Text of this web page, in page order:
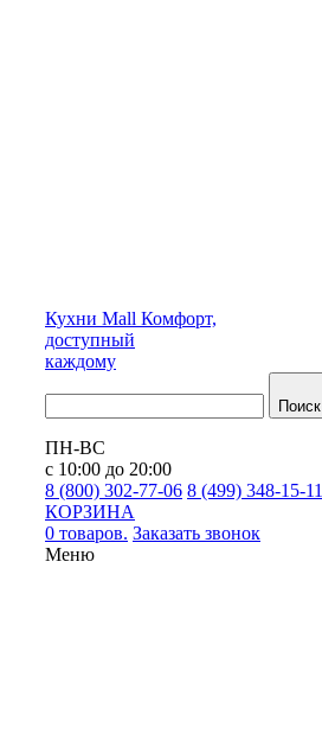
Кухни Mall Комфорт,
доступный
каждому
Поиск
ПН-ВС
с 10:00 до 20:00
8 (800) 302-77-06 8 (499) 348-15-11
КОРЗИНА
0 товаров. Заказать звонок
Меню